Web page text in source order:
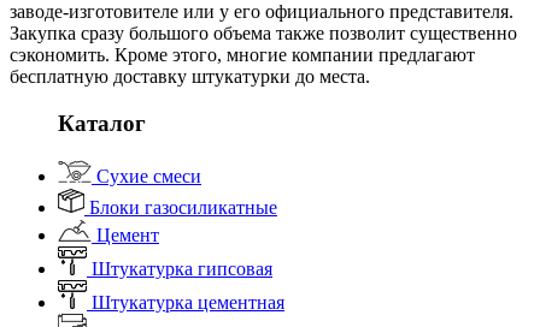
заводе-изготовителе или у его официального представителя.
Закупка сразу большого объема также позволит существенно
сэкономить. Кроме этого, многие компании предлагают
бесплатную доставку штукатурки до места.
Каталог
Сухие смеси
Блоки газосиликатные
Цемент
Штукатурка гипсовая
Штукатурка цементная